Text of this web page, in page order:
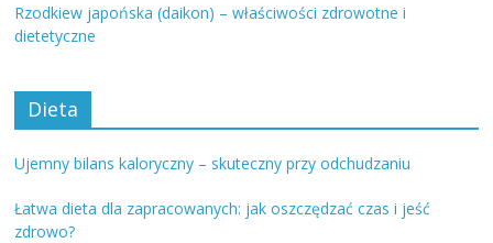
Rzodkiew japońska (daikon) – właściwości zdrowotne i
dietetyczne
Dieta
Ujemny bilans kaloryczny – skuteczny przy odchudzaniu
Łatwa dieta dla zapracowanych: jak oszczędzać czas i jeść
zdrowo?